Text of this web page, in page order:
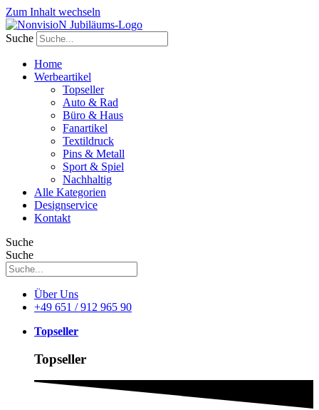
Zum Inhalt wechseln
Suche
Home
Werbeartikel
Topseller
Auto & Rad
Büro & Haus
Fanartikel
Textildruck
Pins & Metall
Sport & Spiel
Nachhaltig
Alle Kategorien
Designservice
Kontakt
Suche
Suche
Über Uns
+49 651 / 912 965 90
Topseller
Topseller